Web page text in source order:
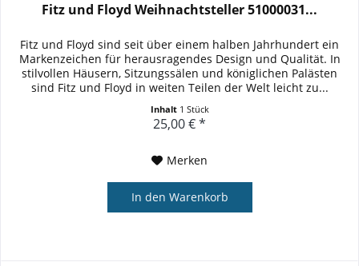
Fitz und Floyd Weihnachtsteller 51000031...
Fitz und Floyd sind seit über einem halben Jahrhundert ein
Markenzeichen für herausragendes Design und Qualität. In
stilvollen Häusern, Sitzungssälen und königlichen Palästen
sind Fitz und Floyd in weiten Teilen der Welt leicht zu...
Inhalt 1 Stück
25,00 € *
Merken
In den Warenkorb